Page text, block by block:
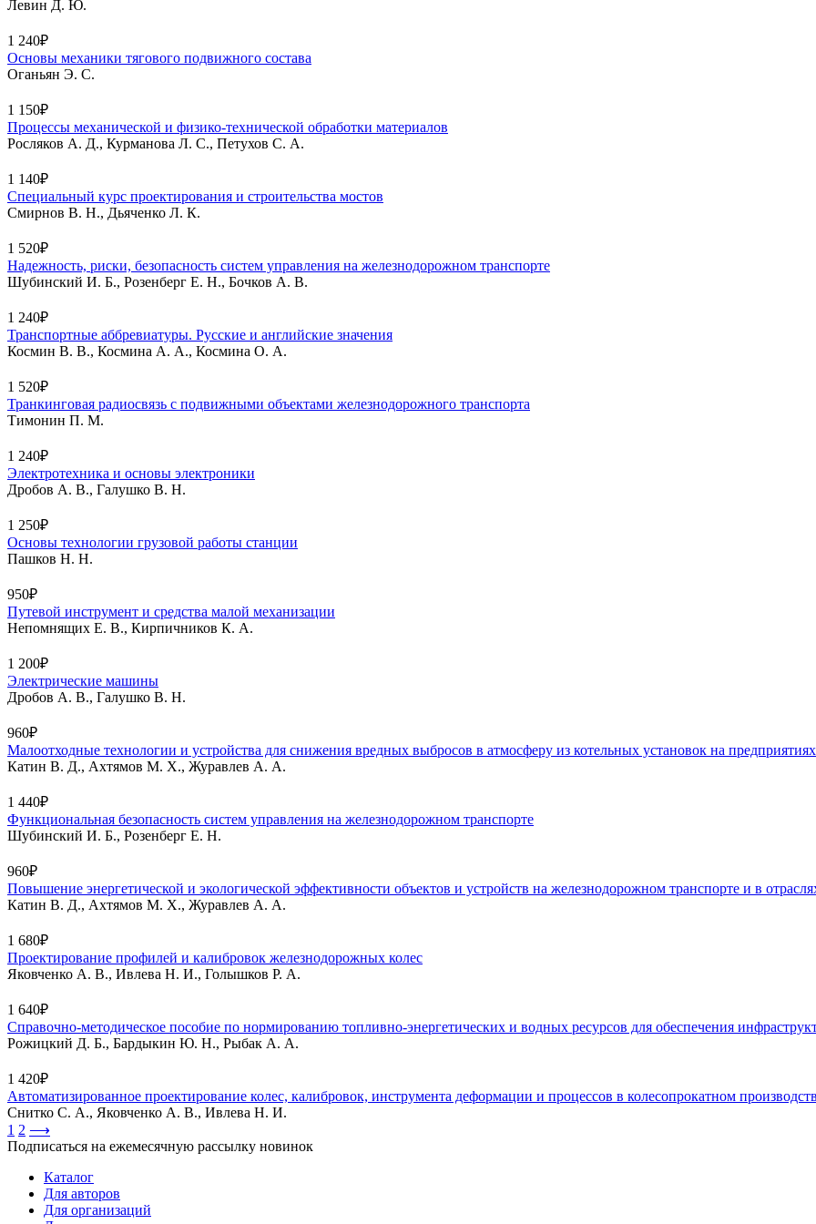
Левин Д. Ю.
1 240₽
Основы механики тягового подвижного состава
Оганьян Э. С.
1 150₽
Процессы механической и физико-технической обработки материалов
Росляков А. Д., Курманова Л. С., Петухов С. А.
1 140₽
Специальный курс проектирования и строительства мостов
Смирнов В. Н., Дьяченко Л. К.
1 520₽
Надежность, риски, безопасность систем управления на железнодорожном транспорте
Шубинский И. Б., Розенберг Е. Н., Бочков А. В.
1 240₽
Транспортные аббревиатуры. Русские и английские значения
Космин В. В., Космина А. А., Космина О. А.
1 520₽
Транкинговая радиосвязь с подвижными объектами железнодорожного транспорта
Тимонин П. М.
1 240₽
Электротехника и основы электроники
Дробов А. В., Галушко В. Н.
1 250₽
Основы технологии грузовой работы станции
Пашков Н. Н.
950₽
Путевой инструмент и средства малой механизации
Непомнящих Е. В., Кирпичников К. А.
1 200₽
Электрические машины
Дробов А. В., Галушко В. Н.
960₽
Малоотходные технологии и устройства для снижения вредных выбросов в атмосферу из котельных установок на
Катин В. Д., Ахтямов М. Х., Журавлев А. А.
1 440₽
Функциональная безопасность систем управления на железнодорожном транспорте
Шубинский И. Б., Розенберг Е. Н.
960₽
Повышение энергетической и экологической эффективности объектов и устройств на железнодорожном транспорте и в
Катин В. Д., Ахтямов М. Х., Журавлев А. А.
1 680₽
Проектирование профилей и калибровок железнодорожных колес
Яковченко А. В., Ивлева Н. И., Голышков Р. А.
1 640₽
Справочно-методическое пособие по нормированию топливно-энергетических и водных ресурсов для обеспечения
Рожицкий Д. Б., Бардыкин Ю. Н., Рыбак А. А.
1 420₽
Автоматизированное проектирование колес, калибровок, инструмента деформации и процессов в колесопрокатном
Снитко С. А., Яковченко А. В., Ивлева Н. И.
1 2 ⟶
Подписаться на ежемесячную рассылку новинок
Каталог
Для авторов
Для организаций